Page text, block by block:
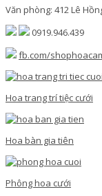
Văn phòng: 412 Lê
0919.946.439
fb.com/
Hoa trang trí tiệc cưới
Hoa bàn gia tiên
Phông hoa cưới